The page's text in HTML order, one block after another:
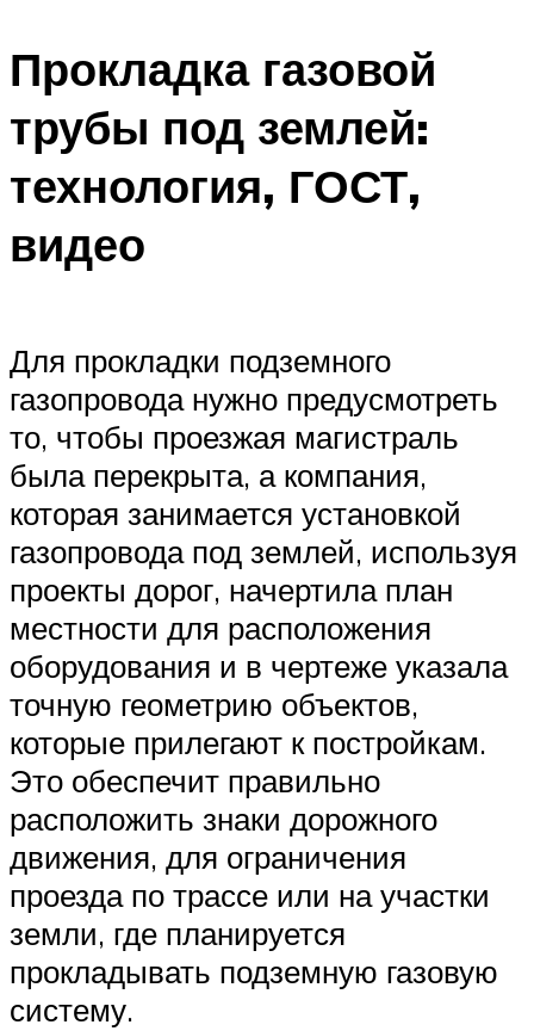
Прокладка газовой
трубы под землей:
технология, ГОСТ,
видео
Для прокладки подземного
газопровода нужно предусмотреть
то, чтобы проезжая магистраль
была перекрыта, а компания,
которая занимается установкой
газопровода под землей, используя
проекты дорог, начертила план
местности для расположения
оборудования и в чертеже указала
точную геометрию объектов,
которые прилегают к постройкам.
Это обеспечит правильно
расположить знаки дорожного
движения, для ограничения
проезда по трассе или на участки
земли, где планируется
прокладывать подземную газовую
систему.